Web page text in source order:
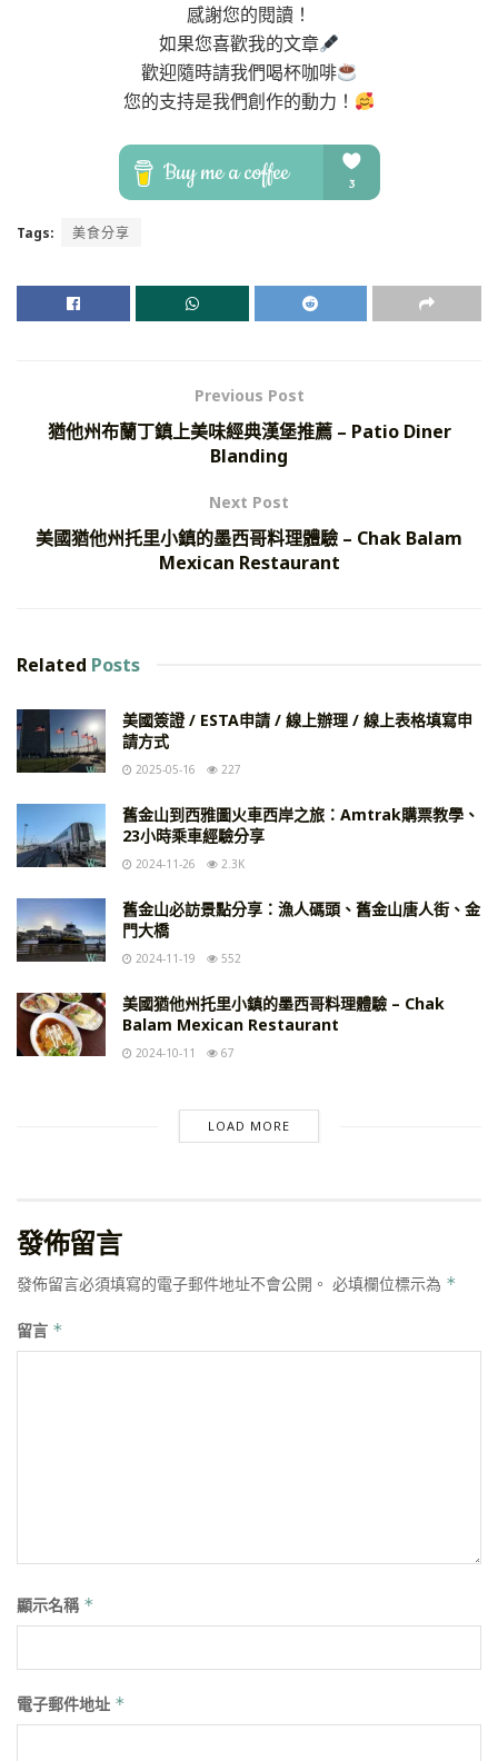
感謝您的閱讀！
如果您喜歡我的文章
歡迎隨時請我們喝杯咖啡
您的支持是我們創作的動力！
Tags: 美食分享
Previous Post
猶他州布蘭丁鎮上美味經典漢堡推薦 – Patio Diner
Blanding
Next Post
美國猶他州托里小鎮的墨西哥料理體驗 – Chak Balam
Mexican Restaurant
Related Posts
美國簽證 / ESTA申請 / 線上辦理 / 線上表格填寫申
請方式
2025-05-16 227
舊金山到西雅圖火車西岸之旅：Amtrak購票教學、
23小時乘車經驗分享
2024-11-26 2.3K
舊金山必訪景點分享：漁人碼頭、舊金山唐人街、金
門大橋
2024-11-19 552
美國猶他州托里小鎮的墨西哥料理體驗 – Chak
Balam Mexican Restaurant
2024-10-11 67
LOAD MORE
發佈留言
發佈留言必須填寫的電子郵件地址不會公開。 必填欄位標示為 *
留言 *
顯示名稱 *
電子郵件地址 *